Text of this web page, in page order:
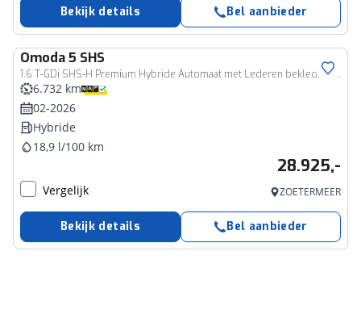
Bekijk details Bel aanbieder
Omoda5 SHS
1.6 T-GDi SHS-H Premium Hybride Automaat met Lederen bekleding, Navigatie en 360 graden Camera
6.732 km
02-2026
Hybride
18,9 l/100 km
28.925,-
Vergelijk ZOETERMEER
Bekijk details Bel aanbieder